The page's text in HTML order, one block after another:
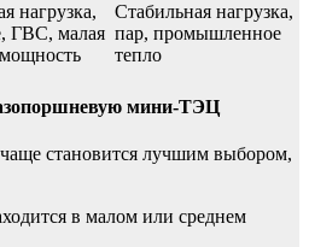
нагрузка,
ГВС, малая
Стабильная нагрузка,
пар, промышленное
тепло
мини-ТЭЦ
становится лучшим выбором,
в малом или среднем